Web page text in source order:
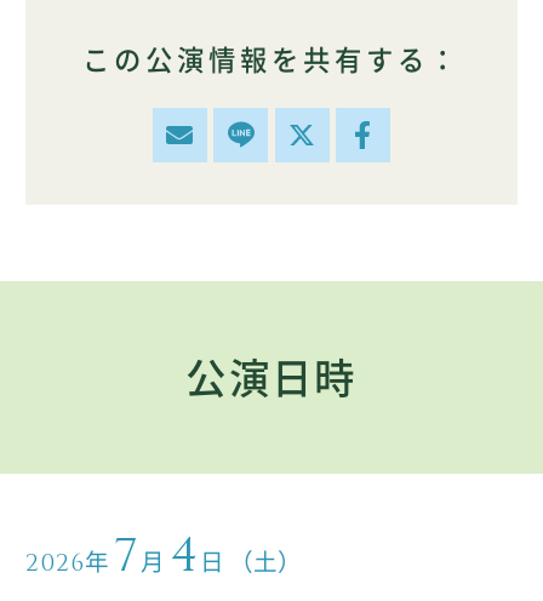
この公演情報を共有する：
公演日時
2026年 7 月 4 日 （土）